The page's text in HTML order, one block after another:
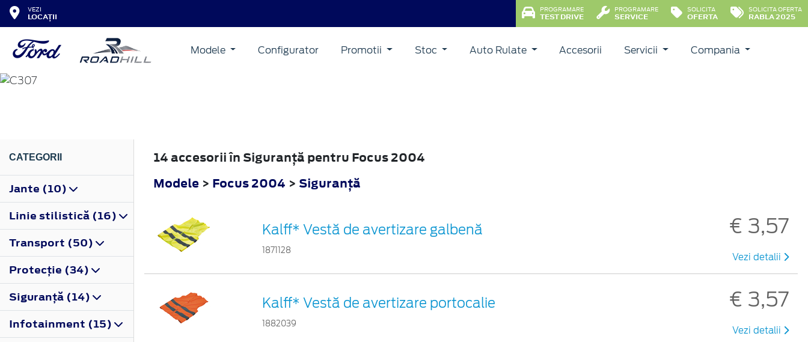
VEZI
LOCAȚII
PROGRAMARE
TEST DRIVE
PROGRAMARE
SERVICE
SOLICITA
OFERTA
SOLICITA OFERTA
RABLA 2025
Modele Configurator Promotii Stoc Auto Rulate Accesorii Servicii Compania
FOCUS
CATEGORII
Jante (10)
Linie stilistică (16)
Transport (50)
Protecţie (34)
Siguranţă (14)
Infotainment (15)
14 accesorii în Siguranţă pentru Focus 2004
Modele > Focus 2004 > Siguranţă
Kalff* Vestă de avertizare galbenă
1871128
€ 3,57
Vezi detalii
Kalff* Vestă de avertizare portocalie
1882039
€ 3,57
Vezi detalii